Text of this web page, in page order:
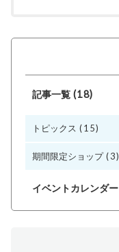
記事一覧 (18)
トピックス (15)
期間限定ショップ(3)
イベントカレンダー